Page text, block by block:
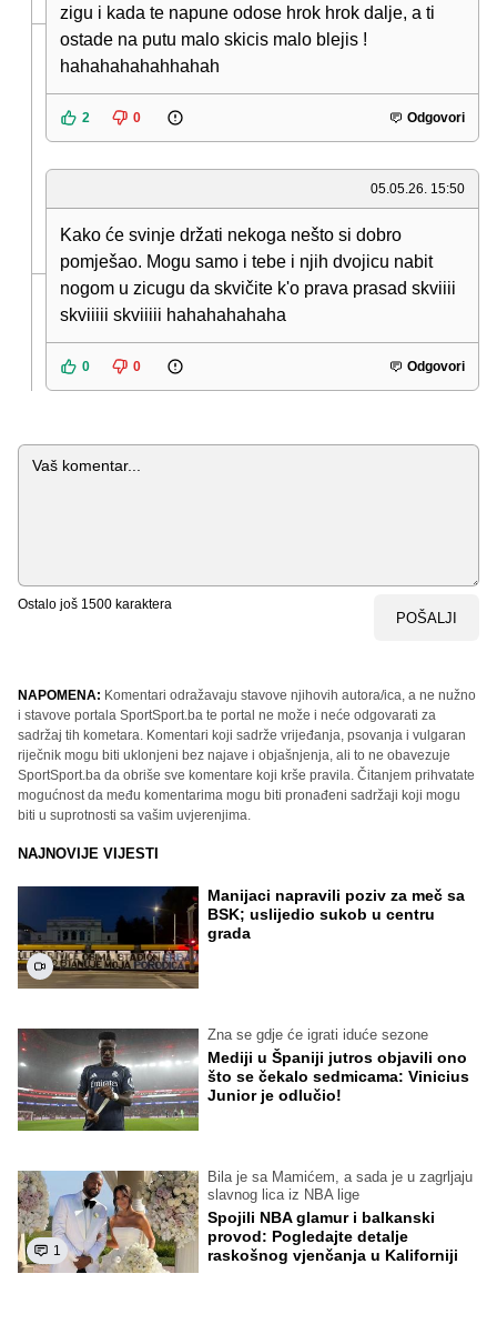
zigu i kada te napune odose hrok hrok dalje, a ti
ostade na putu malo skicis malo blejis !
hahahahahahhahah
2 0 Odgovori
05.05.26. 15:50
Kako će svinje držati nekoga nešto si dobro
pomješao. Mogu samo i tebe i njih dvojicu nabit
nogom u zicugu da skvičite k'o prava prasad skviiii
skviiiii skviiiii hahahahahaha
0 0 Odgovori
Komentar
Ostalo još 1500 karaktera
POŠALJI
NAPOMENA: Komentari odražavaju stavove njihovih autora/ica, a ne nužno
i stavove portala SportSport.ba te portal ne može i neće odgovarati za
sadržaj tih kometara. Komentari koji sadrže vrijeđanja, psovanja i vulgaran
riječnik mogu biti uklonjeni bez najave i objašnjenja, ali to ne obavezuje
SportSport.ba da obriše sve komentare koji krše pravila. Čitanjem prihvatate
mogućnost da među komentarima mogu biti pronađeni sadržaji koji mogu
biti u suprotnosti sa vašim uvjerenjima.
NAJNOVIJE VIJESTI
Manijaci napravili poziv za meč sa
BSK; uslijedio sukob u centru
grada
Zna se gdje će igrati iduće sezone
Mediji u Španiji jutros objavili ono
što se čekalo sedmicama: Vinicius
Junior je odlučio!
1
Bila je sa Mamićem, a sada je u zagrljaju
slavnog lica iz NBA lige
Spojili NBA glamur i balkanski
provod: Pogledajte detalje
raskošnog vjenčanja u Kaliforniji